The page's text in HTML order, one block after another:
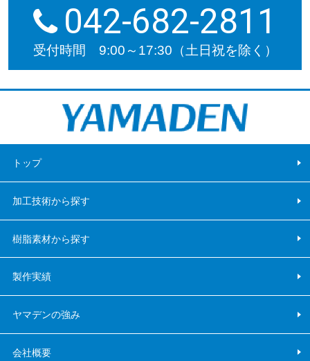
042-682-2811
受付時間 9:00～17:30（土日祝を除く）
トップ
加工技術から探す
樹脂素材から探す
製作実績
ヤマデンの強み
会社概要